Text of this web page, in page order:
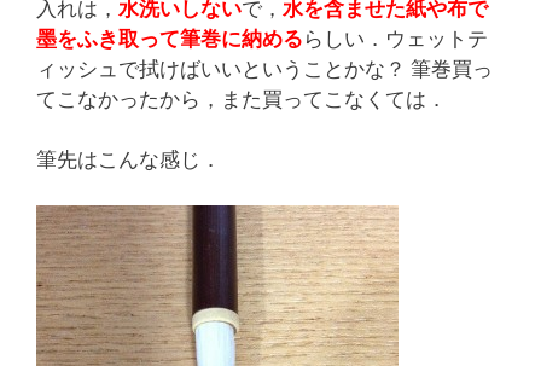
入れは， 水洗いしないで， 水を含ませた紙や布で
墨をふき取って筆巻に納めるらしい．ウェットテ
ィッシュで拭けばいいということかな？ 筆巻買っ
てこなかったから，また買ってこなくては．
筆先はこんな感じ．